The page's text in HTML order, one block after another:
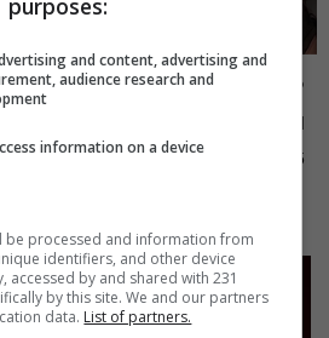
مايك السومرية
الاعلامية والممثلة نغم المسعودي -
MIC Alsumaria م٢ - الحلقة ١٠ | season
15:30 | 2026-08-05
and content, advertising and
audience research and
information on a device
be processed and information from
identifiers, and other device
accessed by and shared with 231
by this site. We and our partners
data. List of partners.